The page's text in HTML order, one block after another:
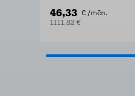
46,33 € /mēn.
1111,82 €